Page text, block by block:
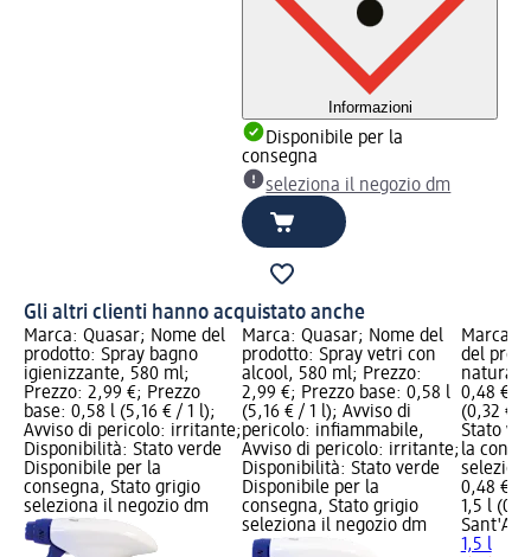
Informazioni
Disponibile per la
consegna
seleziona il negozio dm
Gli altri clienti hanno acquistato anche
Marca: Quasar; Nome del
prodotto: Spray bagno
igienizzante, 580 ml;
Prezzo: 2,99 €; Prezzo
base: 0,58 l (5,16 € / 1 l);
Avviso di pericolo: irritante;
Disponibilità: Stato verde
Disponibile per la
consegna, Stato grigio
seleziona il negozio dm
Marca: Quasar; Nome del
prodotto: Spray vetri con
alcool, 580 ml; Prezzo:
2,99 €; Prezzo base: 0,58 l
(5,16 € / 1 l); Avviso di
pericolo: infiammabile,
Avviso di pericolo: irritante;
Disponibilità: Stato verde
Disponibile per la
consegna, Stato grigio
seleziona il negozio dm
Marca:
del
0,48 €;
(0,32 €
Stato
la
0,48 €
1,5 l
1,5 l